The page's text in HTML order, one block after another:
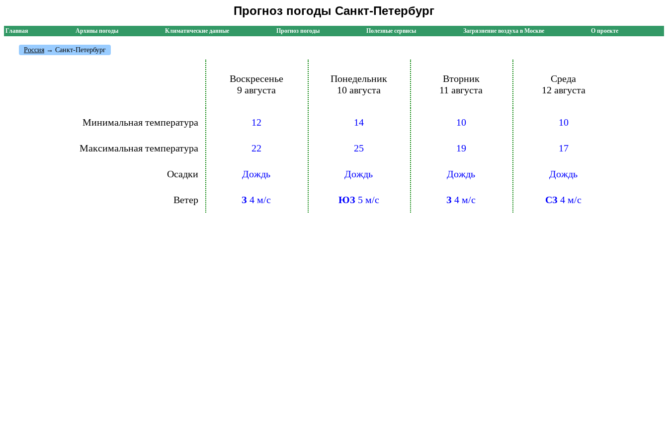
Прогноз погоды Санкт-Петербург
Главная Архивы погоды Климатические данные Прогноз погоды Полезные сервисы Загрязнение воздуха в Москве О проекте
Россия → Санкт-Петербург
Воскресенье
9 августа
Понедельник
10 августа
Вторник
11 августа
Среда
12 августа
Минимальная температура 12 14 10 10
Максимальная температура 22 25 19 17
Осадки Дождь Дождь Дождь Дождь
Ветер З 4 м/с ЮЗ 5 м/с З 4 м/с СЗ 4 м/с